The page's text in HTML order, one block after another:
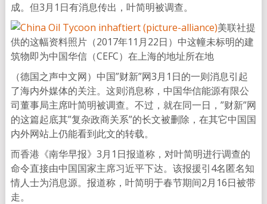
成。但3月1日有消息传出，叶简明被调查。
美联社提
供的这幅资料照片（2017年11月22日）中这幢未标明的建
筑物即为中国华信（CEFC）在上海的地址所在地
（德国之声中文网）中国”财新”网3月1日的一则消息引起
了海内外媒体的关注。这则消息称，中国华信能源有限公
司董事局主席叶简明被调查。不过，就在同一日，”财新”网
的这篇起底其”复杂政商关系”的长文被删除，在其它中国国
内外网站上仍能看到此文的转载。
而香港《南华早报》3月1日报道称，对叶简明进行调查的
命令直接由中国国家主席习近平下达。该报援引4名匿名知
情人士为消息源。报道称，叶简明于春节期间2月16日被带
走。